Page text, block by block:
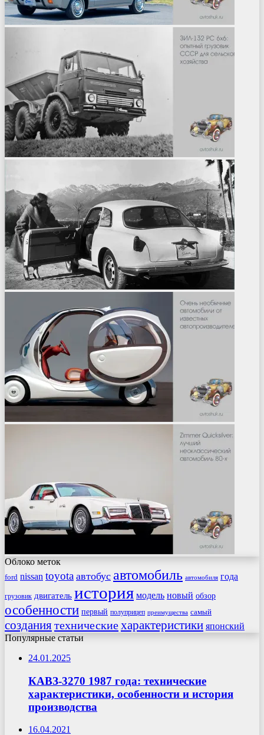
Облоко меток
ford nissan toyota автобус автомобиль автомобиля года
грузовик двигатель история модель новый обзор
особенности первый полуприцеп преимущества самый
созданиятехническиехарактеристики японский
Популярные статьи
24.01.2025
КАВЗ-3270 1987 года: технические
характеристики, особенности и история
производства
16.04.2021